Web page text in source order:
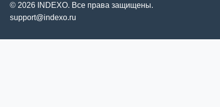
© 2026 INDEXO. Все права защищены.
support@indexo.ru